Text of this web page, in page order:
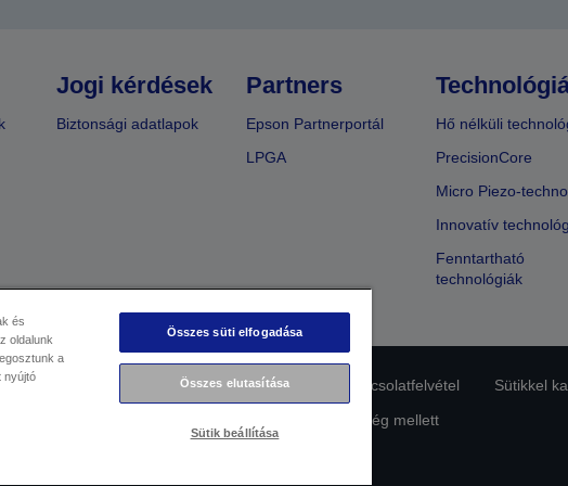
Jogi kérdések
Biztonsági adatlapok
Partners
Epson Partnerportál
LPGA
Hő nélküli
PrecisionCore
Micro Piezo-
Innovatív
Fenntartható
technológiák
nyilatkozat EU Data Act Compliance Kapcsolatfelvétel
Sütikkel
Az Epson elkötelezettsége az akadálymentesség mellett
és
oldalunk
a
nyújtó
Összes süti elfogadása
Összes elutasítása
Sütik beállítása